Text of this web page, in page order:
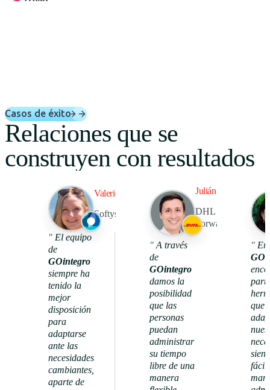
Casos de éxito
Relaciones que se
construyen con resultados
Valerie Kroneberg
Softys Latam
" El equipo
de
GOintegro
siempre ha
tenido la
mejor
disposición
para
adaptarse
ante las
necesidades
cambiantes,
aparte de
1096
reconocimientos
Julián Pedraza
DHL Global
Forwarding
" A través
de
GOintegro
damos la
posibilidad
que las
personas
puedan
administrar
su tiempo
libre de una
manera
92%
nivel de
actividad
" En
que
fácil